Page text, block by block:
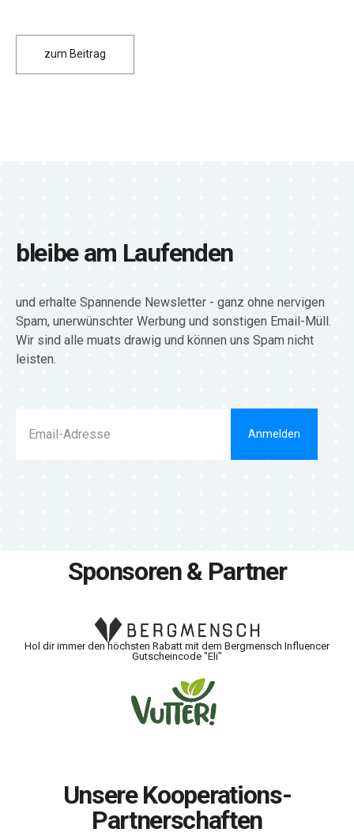
zum Beitrag
bleibe am Laufenden
und erhalte Spannende Newsletter - ganz ohne nervigen
Spam, unerwünschter Werbung und sonstigen Email-Müll.
Wir sind alle muats drawig und können uns Spam nicht
leisten.
Anmelden
Sponsoren & Partner
Hol dir immer den höchsten Rabatt mit dem Bergmensch Influencer
Gutscheincode "Eli"
Unsere Kooperations-
Partnerschaften